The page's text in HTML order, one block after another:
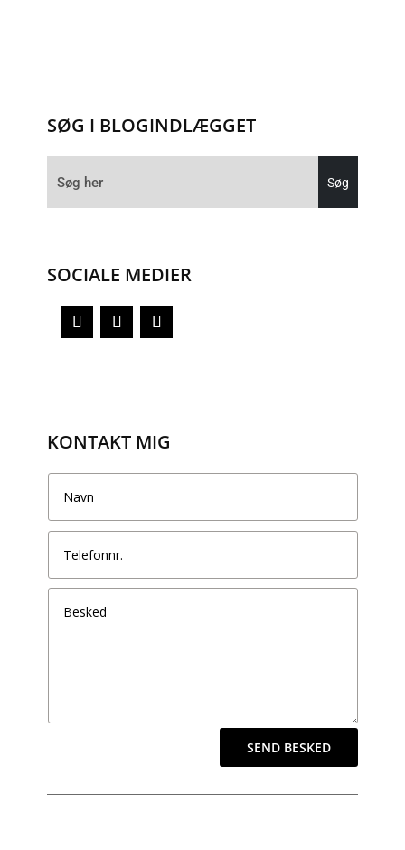
SØG I BLOGINDLÆGGET
SOCIALE MEDIER
KONTAKT MIG
SEND BESKED